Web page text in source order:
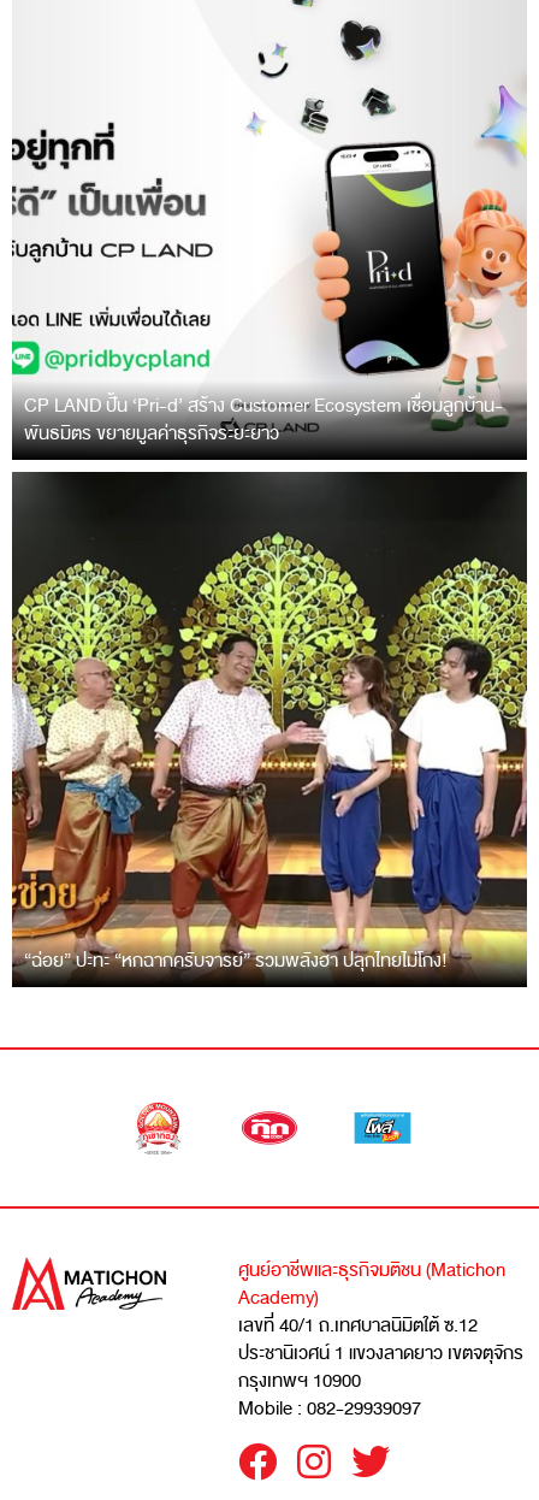
CP LAND ปั้น ‘Pri-d’ สร้าง Customer Ecosystem เชื่อมลูกบ้าน-
พันธมิตร ขยายมูลค่าธุรกิจระยะยาว
“ฉ่อย” ปะทะ “หกฉากครับจารย์” รวมพลังฮา ปลุกไทยไม่โกง!
ศูนย์อาชีพและธุรกิจมติชน (Matichon
Academy)
เลขที่ 40/1 ถ.เทศบาลนิมิตใต้ ซ.12
ประชานิเวศน์ 1 แขวงลาดยาว เขตจตุจักร
กรุงเทพฯ 10900
Mobile : 082-29939097